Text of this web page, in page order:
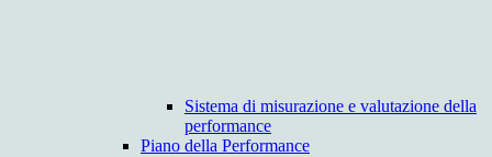
Sistema di misurazione e valutazione della
performance
Piano della Performance